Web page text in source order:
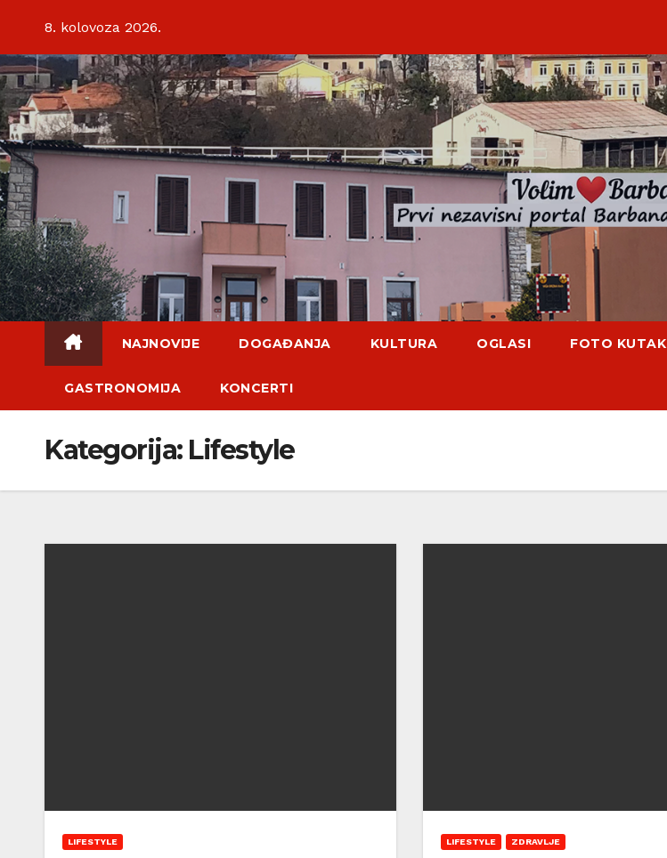
content
8. kolovoza 2026.
NAJNOVIJE DOGAĐANJA KULTURA OGLASI FOTO KUTAK
GASTRONOMIJA KONCERTI
Kategorija: Lifestyle
LIFESTYLE LIFESTYLE ZDRAVLJE